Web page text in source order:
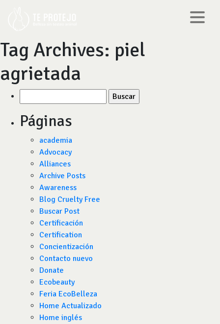
Tag Archives: piel
agrietada
por:
Páginas
academia
Advocacy
Alliances
Archive Posts
Awareness
Blog Cruelty Free
Buscar Post
Certificación
Certification
Concientización
Contacto nuevo
Donate
Ecobeauty
Feria EcoBelleza
Home Actualizado
Home inglés